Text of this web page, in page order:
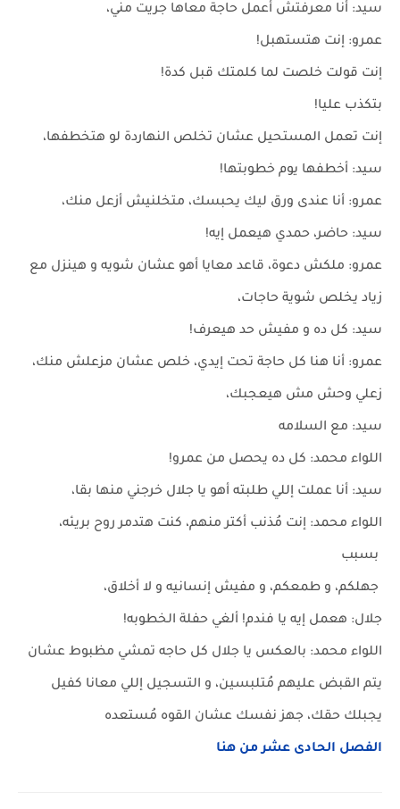
سيد: أنا معرفتش أعمل حاجة معاها جريت مني،
عمرو: إنت هتستهبل!
إنت قولت خلصت لما كلمتك قبل كدة!
بتكذب عليا!
إنت تعمل المستحيل عشان تخلص النهاردة لو هتخطفها،
سيد: أخطفها يوم خطوبتها!
عمرو: أنا عندى ورق ليك يحبسك، متخلنيش أزعل منك،
سيد: حاضر، حمدي هيعمل إيه!
عمرو: ملكش دعوة، قاعد معايا أهو عشان شويه و هينزل مع
زياد يخلص شوية حاجات،
سيد: كل ده و مفيش حد هيعرف!
عمرو: أنا هنا كل حاجة تحت إيدي، خلص عشان مزعلش منك،
زعلي وحش مش هيعجبك،
سيد: مع السلامه
اللواء محمد: كل ده يحصل من عمرو!
سيد: أنا عملت إللي طلبته أهو يا جلال خرجني منها بقا،
اللواء محمد: إنت مُذنب أكتر منهم، كنت هتدمر روح بريئه،
بسبب
جهلكم، و طمعكم، و مفيش إنسانيه و لا أخلاق،
جلال: هعمل إيه يا فندم! ألغي حفلة الخطوبه!
اللواء محمد: بالعكس يا جلال كل حاجه تمشي مظبوط عشان
يتم القبض عليهم مُتلبسين، و التسجيل إللي معانا كفيل
يجبلك حقك، جهز نفسك عشان القوه مُستعده
الفصل الحادى عشر من هنا